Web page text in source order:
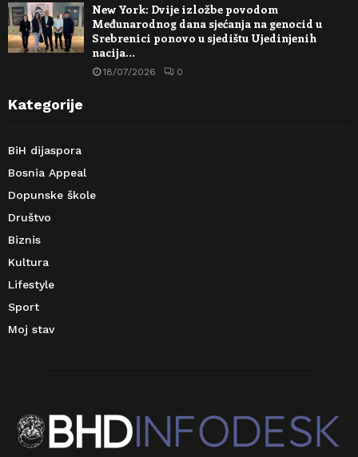
New York: Dvije izložbe povodom
Međunarodnog dana sjećanja na genocid u
Srebrenici ponovo u sjedištu Ujedinjenih
nacija…
18/07/2026 0
Kategorije
BiH dijaspora
Bosnia Appeal
Dopunske škole
Društvo
Biznis
Kultura
Lifestyle
Sport
Moj stav